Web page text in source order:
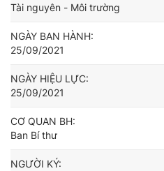
Tài nguyên - Môi trường
NGÀY BAN HÀNH:
25/09/2021
NGÀY HIỆU LỰC:
25/09/2021
CƠ QUAN BH:
Ban Bí thư
NGƯỜI KÝ: